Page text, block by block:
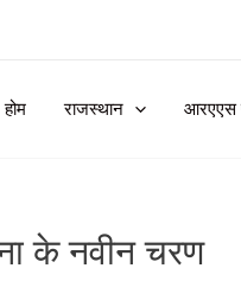
होम राजस्थान आरएएस
के नवीन चरण